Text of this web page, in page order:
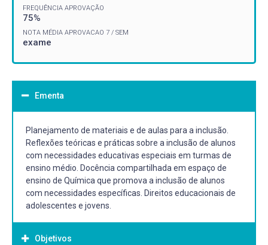
FREQUÊNCIA APROVAÇÃO
75%
NOTA MÉDIA APROVACAO 7 / SEM
exame
Ementa
Planejamento de materiais e de aulas para a inclusão.
Reflexões teóricas e práticas sobre a inclusão de alunos
com necessidades educativas especiais em turmas de
ensino médio. Docência compartilhada em espaço de
ensino de Química que promova a inclusão de alunos
com necessidades específicas. Direitos educacionais de
adolescentes e jovens.
Objetivos